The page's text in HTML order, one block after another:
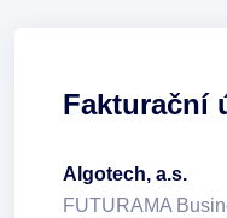
Fakturační
Algotech, a.s.
FUTURAMA